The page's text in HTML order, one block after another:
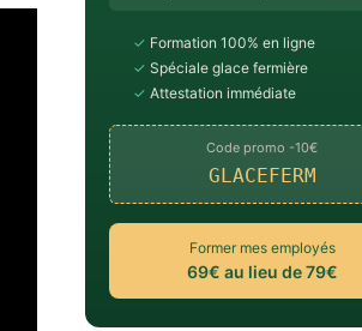
✓ Formation 100% en ligne
✓ Spéciale glace fermière
✓ Attestation immédiate
Code promo -10€
GLACEFERM
Former mes employés
69€ au lieu de 79€